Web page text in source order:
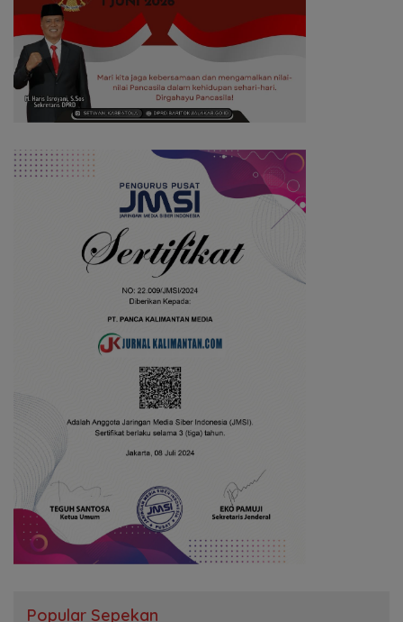
Popular Sepekan